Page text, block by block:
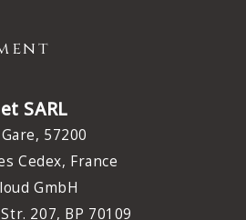
SARL
57200
Cedex, France
GmbH
207, BP 70109